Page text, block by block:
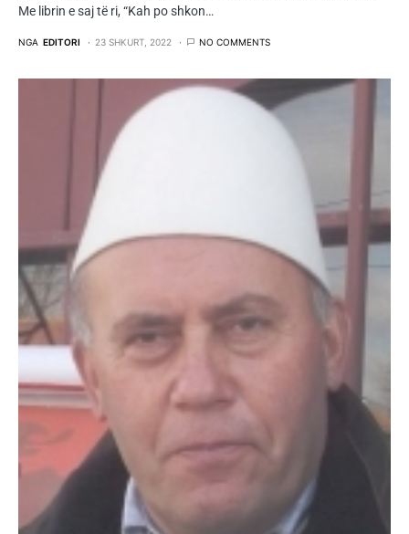
Me librin e saj të ri, “Kah po shkon…
NGA EDITORI 23 SHKURT, 2022 NO COMMENTS